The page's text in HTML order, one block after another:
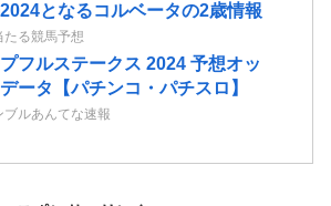
となるコルベータの2歳情報
たる競馬予想
フルステークス 2024 予想オッ
ータ【パチンコ・パチスロ】
ブルあんてな速報